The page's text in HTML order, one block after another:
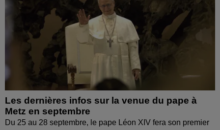
Les dernières infos sur la venue du pape à
Metz en septembre
Du 25 au 28 septembre, le pape Léon XIV fera son premier